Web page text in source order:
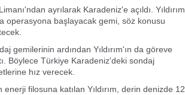
ayrılarak Karadeniz'e açıldı. Yıldırım
operasyona başlayacak gemi, söz konusu
gemilerinin ardından Yıldırım'ın da göreve
Böylece Türkiye Karadeniz'deki sondaj
hız verecek.
filosuna katılan Yıldırım, derin denizde 12